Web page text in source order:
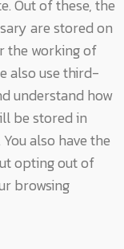
Out of these, the
are stored on
the working of
also use third-
understand how
be stored in
also have the
opting out of
browsing